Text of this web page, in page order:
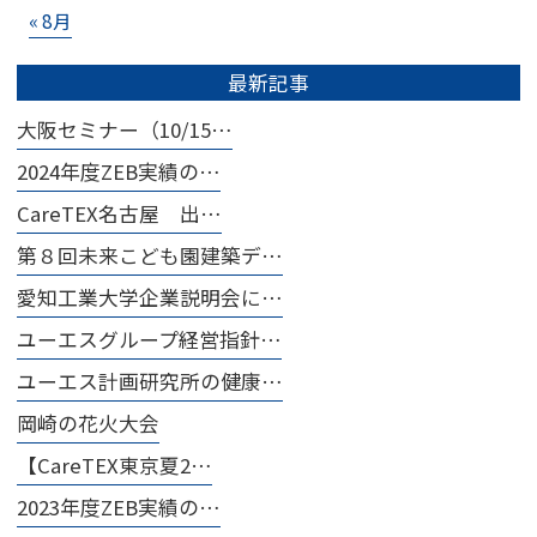
« 8月
最新記事
大阪セミナー（10/15…
2024年度ZEB実績の…
CareTEX名古屋 出…
第８回未来こども園建築デ…
愛知工業大学企業説明会に…
ユーエスグループ経営指針…
ユーエス計画研究所の健康…
岡崎の花火大会
【CareTEX東京夏2…
2023年度ZEB実績の…